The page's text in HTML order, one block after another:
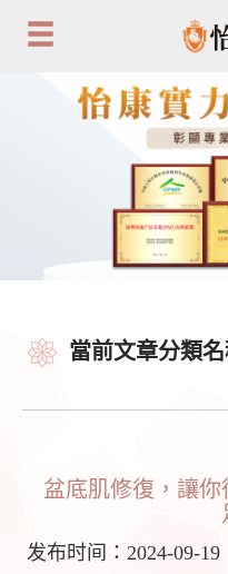
當前文章分類
盆底肌修復，讓
发布时间：2024-09-19